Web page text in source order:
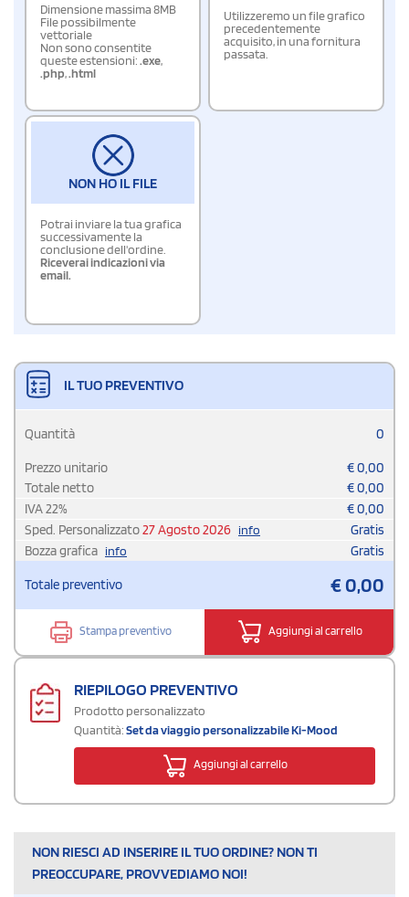
Dimensione massima 8MB
File possibilmente
vettoriale
Non sono consentite
queste estensioni:.exe,
.php,.html
Utilizzeremo un file grafico
precedentemente
acquisito, in una fornitura
passata.
NON HO IL FILE
Potrai inviare la tua grafica
successivamente la
conclusione dell'ordine.
Riceverai indicazioni via
email.
IL TUO PREVENTIVO
Quantità 0
Prezzo unitario €0,00
Totale netto
€0,00
IVA22% €0,00
Sped. Personalizzato27 Agosto 2026 info
Gratis
Bozza grafica info Gratis
Totale preventivo €0,00
Stampa preventivo Aggiungi al carrello
RIEPILOGO PREVENTIVO
Prodotto personalizzato
Quantità:Set da viaggio personalizzabile Ki-Mood
Aggiungi al carrello
NON RIESCI AD INSERIRE IL TUO ORDINE? NON TI
PREOCCUPARE, PROVVEDIAMO NOI!